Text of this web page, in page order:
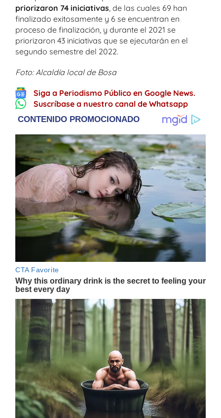
priorizaron 74 iniciativas , de las cuales 69 han
finalizado exitosamente y 6 se encuentran en
proceso de finalización, y durante el 2021 se
priorizaron 43 iniciativas que se ejecutarán en el
segundo semestre del 2022.
Foto: Alcaldía local de Bosa
Siga a Periodismo Público en Google News.
Suscríbase a nuestro canal de Whatsapp